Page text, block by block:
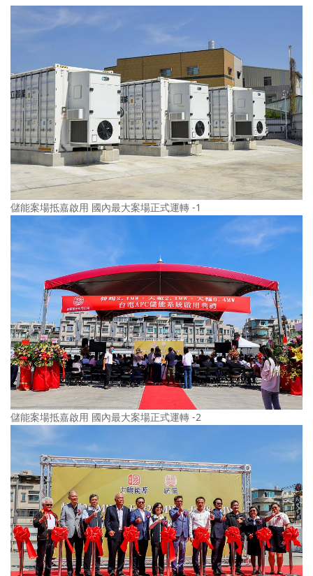
儲能案場抵嘉啟用 國內最大案場正式運轉 -1
儲能案場抵嘉啟用 國內最大案場正式運轉 -2